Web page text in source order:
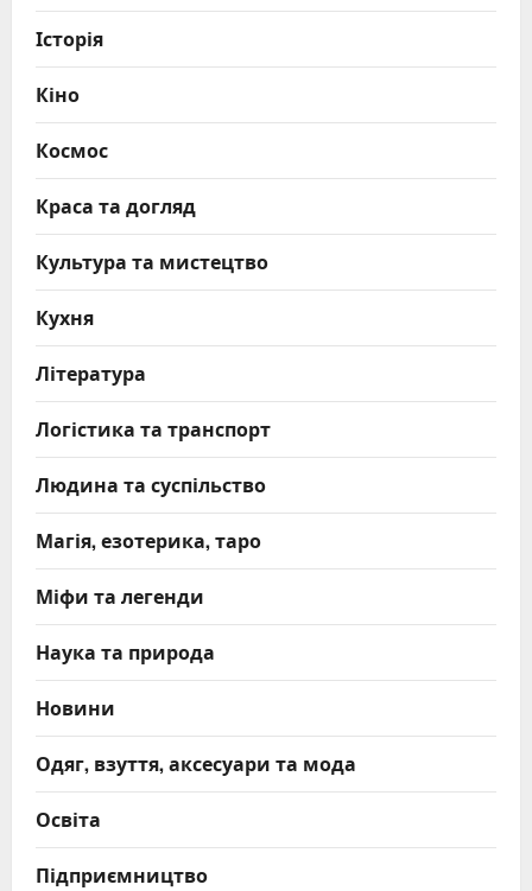
Історія
Кіно
Космос
Краса та догляд
Культура та мистецтво
Кухня
Література
Логістика та транспорт
Людина та суспільство
Магія, езотерика, таро
Міфи та легенди
Наука та природа
Новини
Одяг, взуття, аксесуари та мода
Освіта
Підприємництво